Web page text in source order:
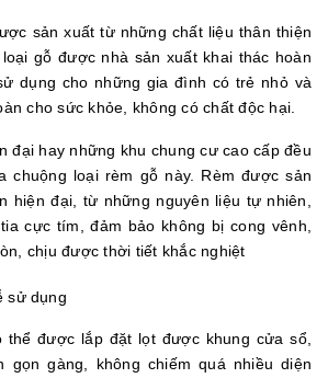
sản xuất từ những chất liệu thân thiện
gỗ được nhà sản xuất khai thác hoàn
dụng cho những gia đình có trẻ nhỏ và
cho sức khỏe, không có chất độc hại.
đại hay những khu chung cư cao cấp đều
chuộng loại rèm gỗ này. Rèm được sản
hiện đại, từ những nguyên liệu tự nhiên,
cực tím, đảm bảo không bị cong vênh,
chịu được thời tiết khắc nghiệt
sử dụng
thể được lắp đặt lọt được khung cửa sổ,
gọn gàng, không chiếm quá nhiều diện